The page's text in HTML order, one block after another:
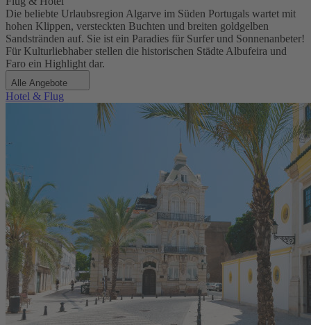
Die beliebte Urlaubsregion Algarve im Süden Portugals wartet mit
hohen Klippen, versteckten Buchten und breiten goldgelben
Sandstränden auf. Sie ist ein Paradies für Surfer und Sonnenanbeter!
Für Kulturliebhaber stellen die historischen Städte Albufeira und
Faro ein Highlight dar.
Alle Angebote
Hotel & Flug